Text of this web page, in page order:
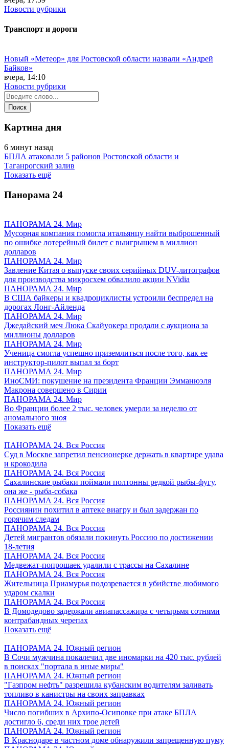
Новости рубрики
Транспорт и дороги
Новый «Метеор» для Ростовской области назвали «Андрей
Байков»
вчера, 14:10
Новости рубрики
Картина дня
6 минут назад
БПЛА атаковали 5 районов Ростовской области и
Таганрогский залив
Показать ещё
Панорама 24
ПАНОРАМА 24. Мир
Мусорная компания помогла итальянцу найти выброшенный
по ошибке лотерейный билет с выигрышем в миллион
долларов
ПАНОРАМА 24. Мир
Завление Китая о выпуске своих серийных DUV-литографов
для производства микросхем обвалило акции NVidia
ПАНОРАМА 24. Мир
В США байкеры и квадроциклисты устроили беспредел на
дорогах Лонг-Айленда
ПАНОРАМА 24. Мир
Джедайский меч Люка Скайуокера продали с аукциона за
миллионы долларов
ПАНОРАМА 24. Мир
Ученица смогла успешно приземлиться после того, как ее
инструктор-пилот выпал за борт
ПАНОРАМА 24. Мир
ИноСМИ: покушение на президента Франции Эмманюэля
Макрона совершено в Сирии
ПАНОРАМА 24. Мир
Во Франции более 2 тыс. человек умерли за неделю от
аномального зноя
Показать ещё
ПАНОРАМА 24. Вся Россия
Суд в Москве запретил пенсионерке держать в квартире удава
и крокодила
ПАНОРАМА 24. Вся Россия
Сахалинские рыбаки поймали полтонны редкой рыбы-фугу,
она же - рыба-собака
ПАНОРАМА 24. Вся Россия
Россиянин похитил в аптеке виагру и был задержан по
горячим следам
ПАНОРАМА 24. Вся Россия
Детей мигрантов обязали покинуть Россию по достижении
18-летия
ПАНОРАМА 24. Вся Россия
Медвежат-попрошаек удалили с трассы на Сахалине
ПАНОРАМА 24. Вся Россия
Жительница Приамурья подозревается в убийстве любимого
ударом скалки
ПАНОРАМА 24. Вся Россия
В Домодедово задержали авиапассажира с четырьмя сотнями
контрабандных черепах
Показать ещё
ПАНОРАМА 24. Южный регион
В Сочи мужчина покалечил две иномарки на 420 тыс. рублей
в поисках "портала в иные миры"
ПАНОРАМА 24. Южный регион
"Газпром нефть" разрешила кубанским водителям заливать
топливо в канистры на своих заправках
ПАНОРАМА 24. Южный регион
Число погибших в Архипо-Осиповке при атаке БПЛА
достигло 6, среди них трое детей
ПАНОРАМА 24. Южный регион
В Краснодаре в частном доме обнаружили запрещенную пуму